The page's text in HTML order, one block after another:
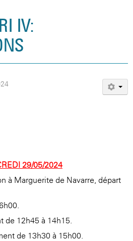
IV:
29/05/2024
à Marguerite de Navarre, départ
de 12h45 à 14h15.
de 13h30 à 15h00.